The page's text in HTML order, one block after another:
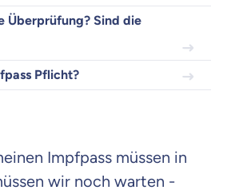
Überprüfung? Sind die
Pflicht?
Impfpass müssen in
wir noch warten -